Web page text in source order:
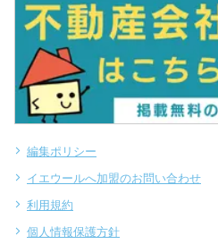
編集ポリシー
イエウールへ加盟のお問い合わせ
利用規約
個人情報保護方針